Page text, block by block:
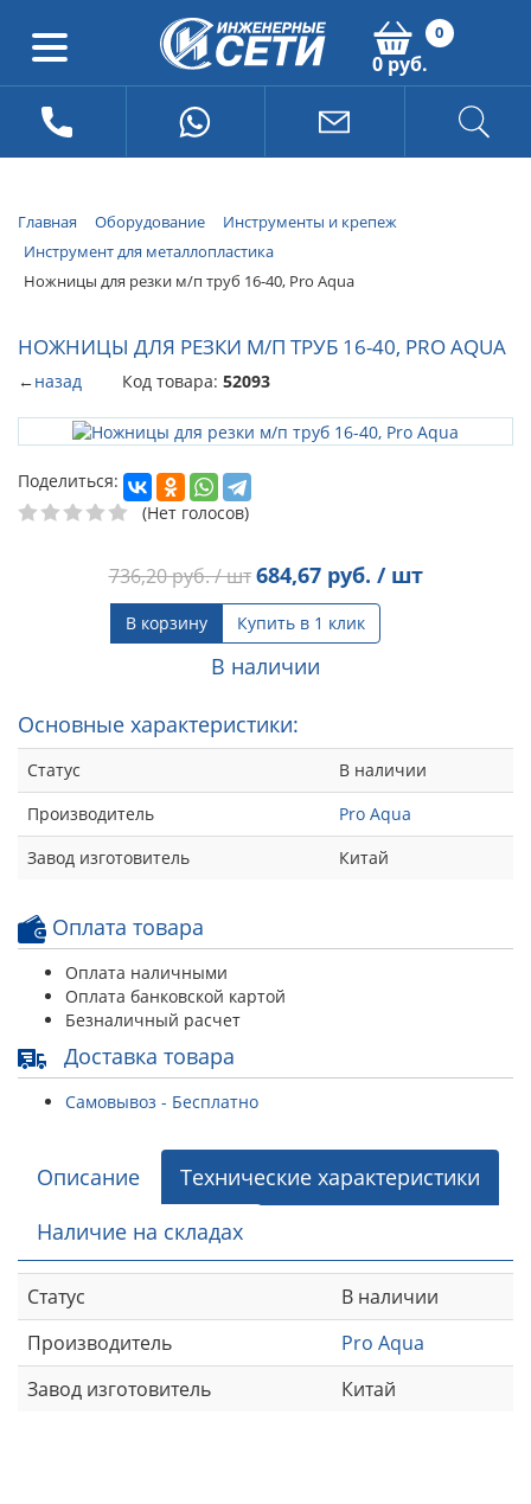
0
0 руб.
Главная Оборудование
Инструменты и крепеж
Инструмент для металлопластика
Ножницы для резки м/п труб 16-40, Pro Aqua
НОЖНИЦЫ ДЛЯ РЕЗКИ М/П ТРУБ 16-40, PRO AQUA
←назад Код товара: 52093
Поделиться:
(Нет голосов)
736,20руб. / шт 684,67руб. / шт
В корзину Купить в 1 клик
В наличии
Основные характеристики:
Статус
В наличии
Производитель
Pro Aqua
Завод изготовитель
Китай
Оплата товара
Оплата наличными
Оплата банковской картой
Безналичный расчет
Доставка товара
Самовывоз - Бесплатно
Описание
Технические характеристики
Наличие на складах
Статус
В наличии
Производитель
Pro Aqua
Завод изготовитель
Китай